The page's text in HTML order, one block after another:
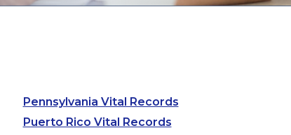
Pennsylvania Vital Records
Puerto Rico Vital Records